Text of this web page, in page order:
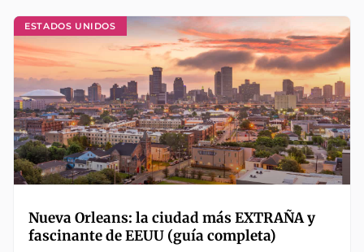
ESTADOS UNIDOS
Nueva Orleans: la ciudad más EXTRAÑA y
fascinante de EEUU (guía completa)